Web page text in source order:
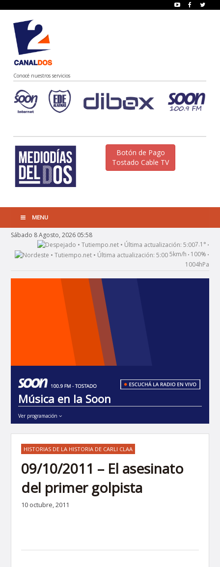
Conocé nuestros servicios
Botón de Pago
Tostado Cable TV
MENU
Sábado 8 Agosto, 2026 05:58
7.1° •
5km/h • 100% •
1004hPa
Música en la Soon
Ver programación
HISTORIAS DE LA HISTORIA DE CARLI CLAA
09/10/2011 – El asesinato
del primer golpista
10 octubre, 2011